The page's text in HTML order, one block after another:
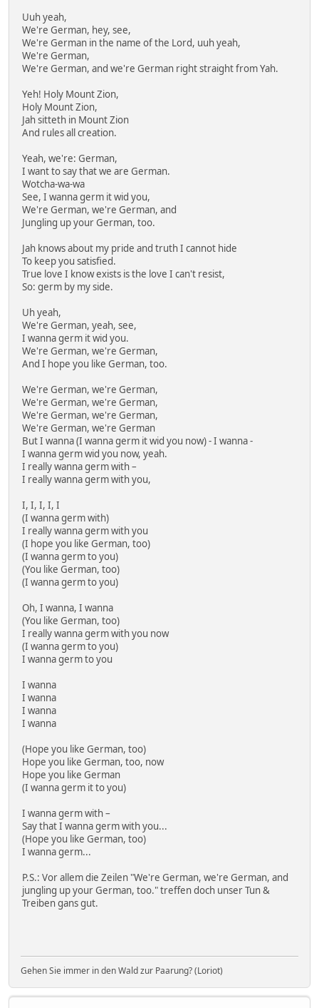
Uuh yeah,
We're German, hey, see,
We're German in the name of the Lord, uuh yeah,
We're German,
We're German, and we're German right straight from Yah.
Yeh! Holy Mount Zion,
Holy Mount Zion,
Jah sitteth in Mount Zion
And rules all creation.
Yeah, we're: German,
I want to say that we are German.
Wotcha-wa-wa
See, I wanna germ it wid you,
We're German, we're German, and
Jungling up your German, too.
Jah knows about my pride and truth I cannot hide
To keep you satisfied.
True love I know exists is the love I can't resist,
So: germ by my side.
Uh yeah,
We're German, yeah, see,
I wanna germ it wid you.
We're German, we're German,
And I hope you like German, too.
We're German, we're German,
We're German, we're German,
We're German, we're German,
We're German, we're German
But I wanna (I wanna germ it wid you now) - I wanna -
I wanna germ wid you now, yeah.
I really wanna germ with –
I really wanna germ with you,
I, I, I, I, I
(I wanna germ with)
I really wanna germ with you
(I hope you like German, too)
(I wanna germ to you)
(You like German, too)
(I wanna germ to you)
Oh, I wanna, I wanna
(You like German, too)
I really wanna germ with you now
(I wanna germ to you)
I wanna germ to you
I wanna
I wanna
I wanna
I wanna
(Hope you like German, too)
Hope you like German, too, now
Hope you like German
(I wanna germ it to you)
I wanna germ with –
Say that I wanna germ with you...
(Hope you like German, too)
I wanna germ...
P.S.: Vor allem die Zeilen "We're German, we're German, and
jungling up your German, too." treffen doch unser Tun &
Treiben gans gut.
Gehen Sie immer in den Wald zur Paarung? (Loriot)